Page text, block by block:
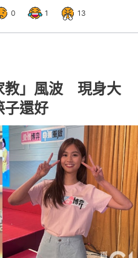
0 1 13
教」風波 現身大
子還好